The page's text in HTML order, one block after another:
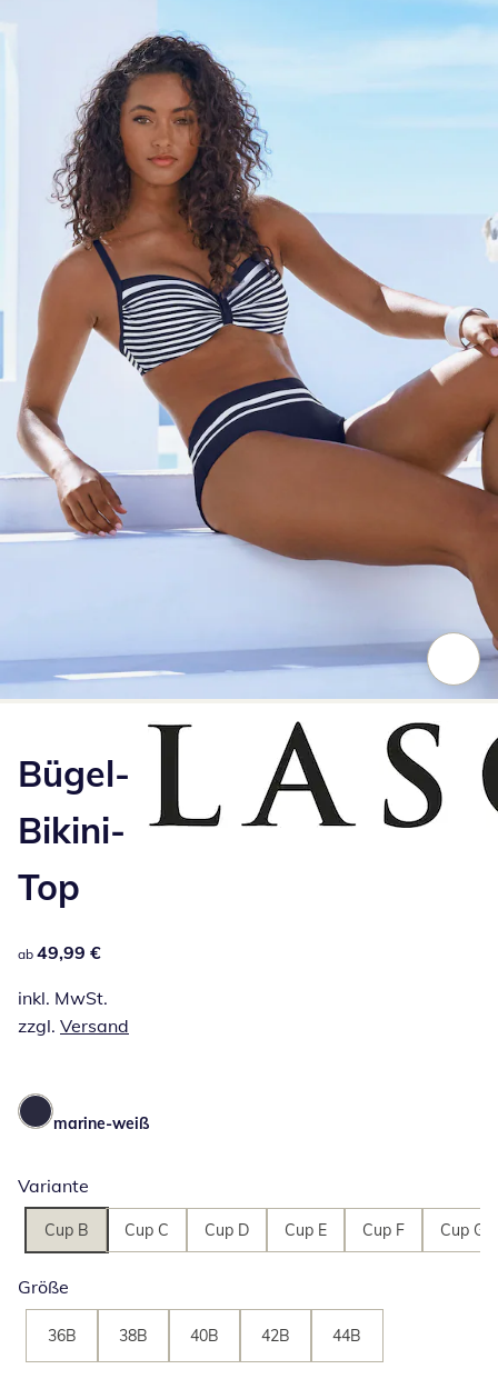
Bügel-
Bikini-
Top
49,99 €
ab 49,99 €
inkl. MwSt.
zzgl. Versand
marine-weiß
Variante
Cup B Cup C Cup D Cup E Cup F Cup G
Größe
36B 38B 40B 42B 44B